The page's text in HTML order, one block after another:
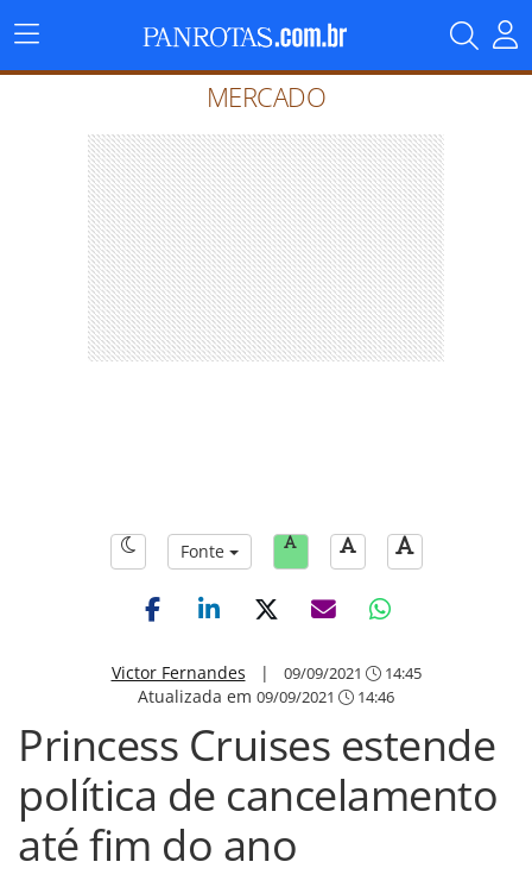
Menu
Principal
MERCADO
Fonte
Victor Fernandes | 09/09/2021 14:45
Atualizada em 09/09/2021 14:46
Princess Cruises estende
política de cancelamento
até fim do ano